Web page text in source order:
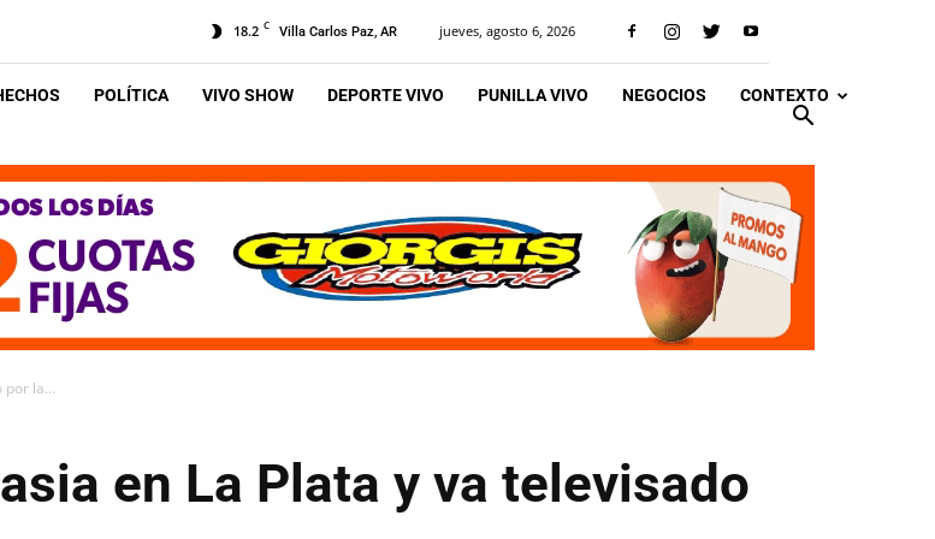
18.2 C Villa Carlos Paz, AR jueves, agosto 6, 2026
POLÍTICA VIVO SHOW DEPORTE VIVO PUNILLA VIVO NEGOCIOS CONTEXTO
por la...
en La Plata y va televisado